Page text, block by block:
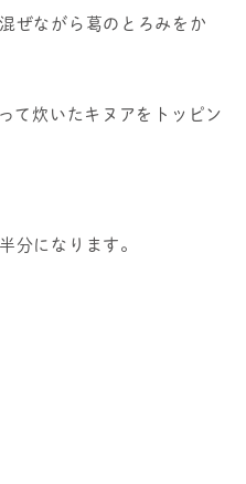
ぜながら葛のとろみをか
て炊いたキヌアをトッピン
分になります。